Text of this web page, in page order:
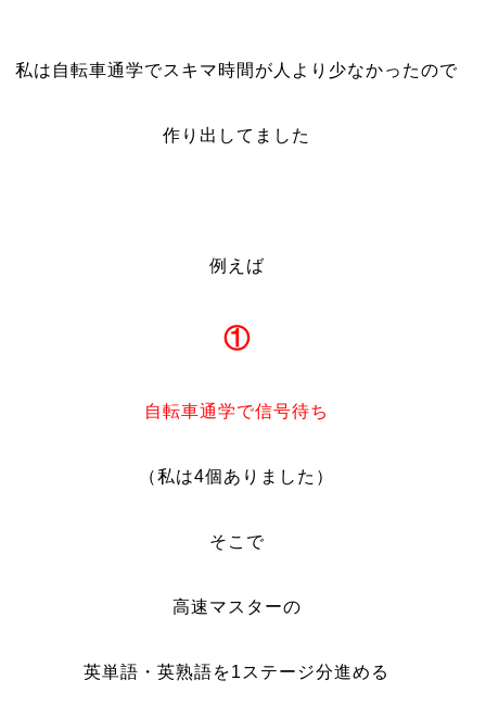
私は自転車通学でスキマ時間が人より少なかったので
作り出してました
例えば
①
自転車通学で信号待ち
（私は4個ありました）
そこで
高速マスターの
英単語・英熟語を1ステージ分進める